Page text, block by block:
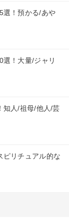
選！預かる/あや
選！大量/ジャリ
知人/祖母/他人/芸
ピリチュアル的な